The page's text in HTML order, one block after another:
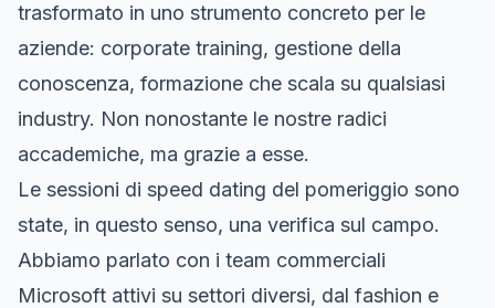
trasformato in uno strumento concreto per le
aziende: corporate training, gestione della
conoscenza, formazione che scala su qualsiasi
industry. Non nonostante le nostre radici
accademiche, ma grazie a esse.
Le sessioni di speed dating del pomeriggio sono
state, in questo senso, una verifica sul campo.
Abbiamo parlato con i team commerciali
Microsoft attivi su settori diversi, dal fashion e